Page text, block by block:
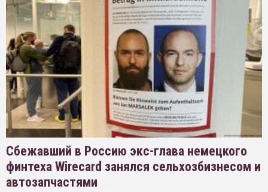
Сбежавший в Россию экс-глава немецкого
финтеха Wirecard занялся сельхозбизнесом и
автозапчастями